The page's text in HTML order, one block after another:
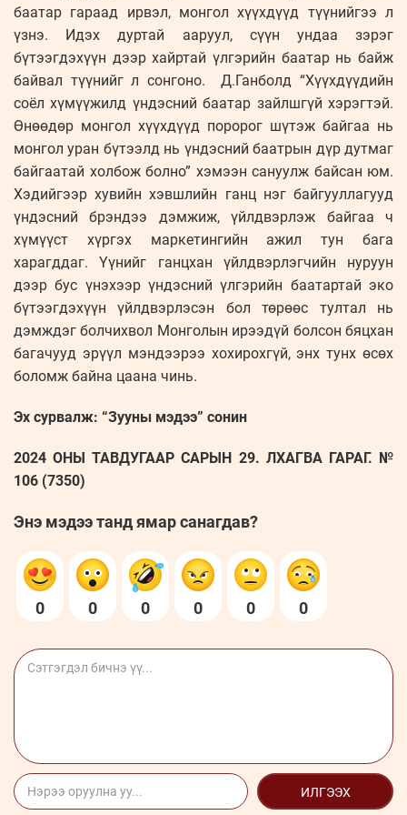
баатар гараад ирвэл, монгол хүүхдүүд түүнийгээ л
үзнэ. Идэх дуртай ааруул, сүүн ундаа зэрэг
бүтээгдэхүүн дээр хайртай үлгэрийн баатар нь байж
байвал түүнийг л сонгоно. Д.Ганболд “Хүүхдүүдийн
соёл хүмүүжилд үндэсний баатар зайлшгүй хэрэгтэй.
Өнөөдөр монгол хүүхдүүд поророг шүтэж байгаа нь
монгол уран бүтээлд нь үндэсний баатрын дүр дутмаг
байгаатай холбож болно” хэмээн сануулж байсан юм.
Хэдийгээр хувийн хэвшлийн ганц нэг байгууллагууд
үндэсний брэндээ дэмжиж, үйлдвэрлэж байгаа ч
хүмүүст хүргэх маркетингийн ажил тун бага
харагддаг. Үүнийг ганцхан үйлдвэрлэгчийн нуруун
дээр бус үнэхээр үндэсний үлгэрийн баатартай эко
бүтээгдэхүүн үйлдвэрлэсэн бол төрөөс тултал нь
дэмждэг болчихвол Монголын ирээдүй болсон бяцхан
багачууд эрүүл мэндээрээ хохирохгүй, энх тунх өсөх
боломж байна цаана чинь.
Эх сурвалж: “Зууны мэдээ” сонин
2024 ОНЫ ТАВДУГААР САРЫН 29. ЛХАГВА ГАРАГ. №
106 (7350)
Энэ мэдээ танд ямар санагдав?
0 0 0 0 0 0
ИЛГЭЭХ